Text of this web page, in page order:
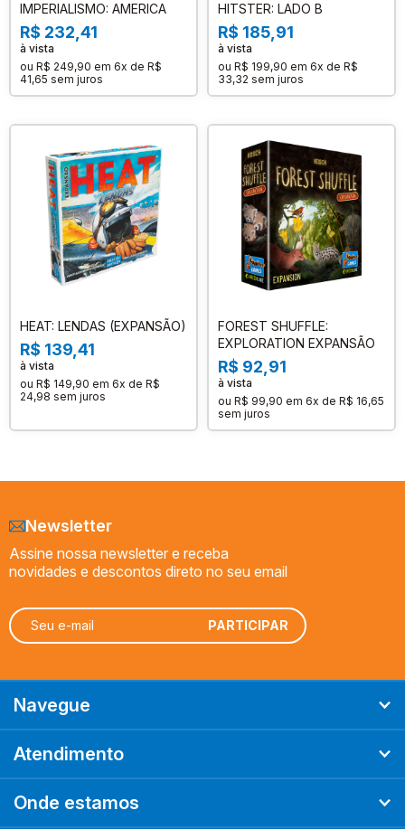
IMPERIALISMO: AMERICA
R$ 232,41
à vista
ou R$ 249,90 em 6x de R$
41,65 sem juros
HITSTER: LADO B
R$ 185,91
à vista
ou R$ 199,90 em 6x de R$
33,32 sem juros
HEAT: LENDAS (EXPANSÃO)
R$ 139,41
à vista
ou R$ 149,90 em 6x de R$
24,98 sem juros
FOREST SHUFFLE:
EXPLORATION EXPANSÃO
R$ 92,91
à vista
ou R$ 99,90 em 6x de R$ 16,65
sem juros
Newsletter
Assine nossa newsletter e receba
novidades e descontos direto no seu email
Navegue
Atendimento
Onde estamos